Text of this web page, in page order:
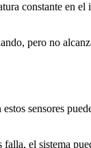
constante en
pero no
sensores
el sistema